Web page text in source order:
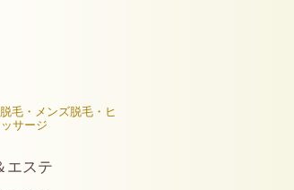
毛・メンズ脱毛・ヒ
サージ
エステ